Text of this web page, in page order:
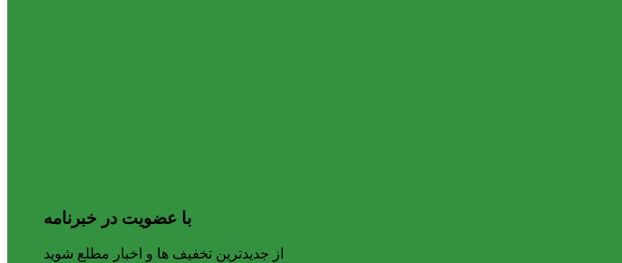
با عضویت در خبرنامه
از جدیدترین تخفیف ها و اخبار مطلع شوید